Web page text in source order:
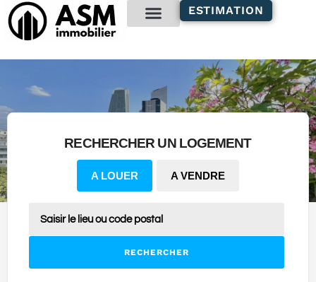
principal
ESTIMATION
RECHERCHER UN LOGEMENT
A LOUER A VENDRE
RECHERCHER